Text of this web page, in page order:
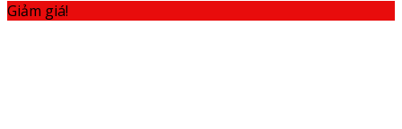
Giảm giá!